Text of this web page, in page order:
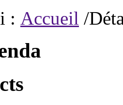
: Accueil /